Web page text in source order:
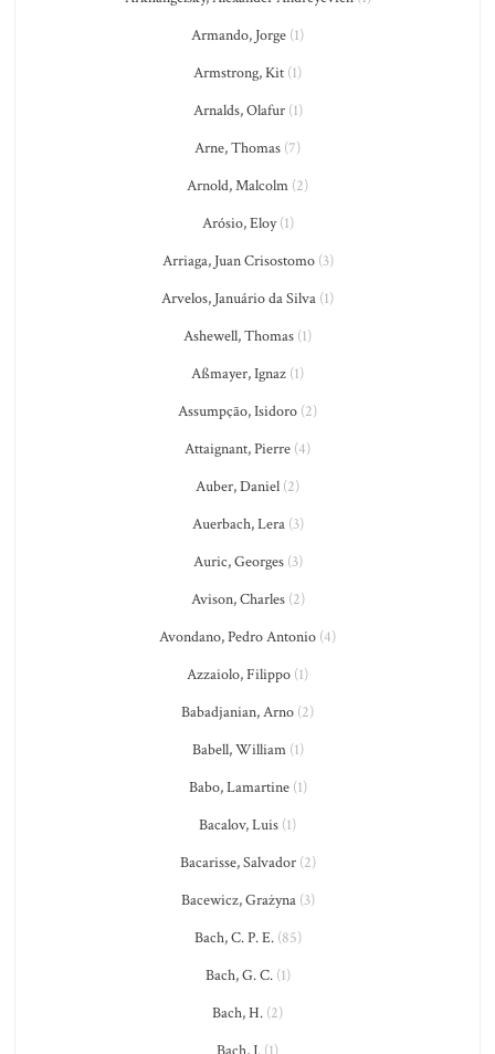
Armando, Jorge (1)
Armstrong, Kit (1)
Arnalds, Olafur(1)
Arne, Thomas (7)
Arnold, Malcolm (2)
Arósio, Eloy(1)
Arriaga, Juan Crisostomo(3)
Arvelos, Januário da Silva (1)
Ashewell, Thomas (1)
Aßmayer, Ignaz (1)
Assumpção, Isidoro (2)
Attaignant, Pierre (4)
Auber, Daniel (2)
Auerbach, Lera(3)
Auric, Georges(3)
Avison, Charles(2)
Avondano, Pedro Antonio (4)
Azzaiolo, Filippo (1)
Babadjanian, Arno (2)
Babell, William(1)
Babo, Lamartine(1)
Bacalov, Luis (1)
Bacarisse, Salvador(2)
Bacewicz, Grażyna(3)
Bach, C. P. E.(85)
Bach, G. C.(1)
Bach, H. (2)